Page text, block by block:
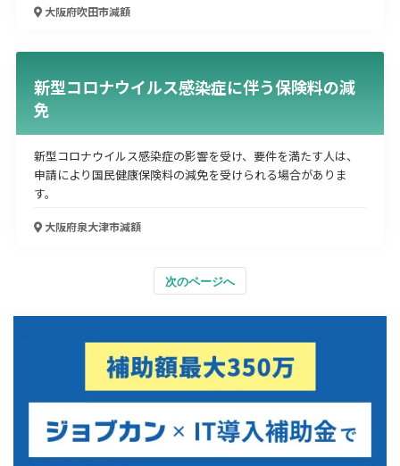
大阪府吹田市減額
新型コロナウイルス感染症に伴う保険料の減
免
新型コロナウイルス感染症の影響を受け、要件を満たす人は、
申請により国民健康保険料の減免を受けられる場合がありま
す。
大阪府泉大津市減額
次のページへ